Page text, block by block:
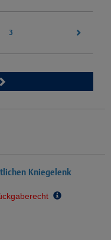
3
Kniegelenk